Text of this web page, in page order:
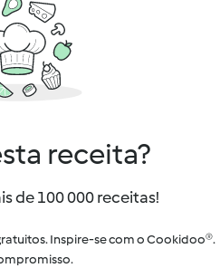
receita?
de 100 000 receitas!
Inspire-se com o Cookidoo®.